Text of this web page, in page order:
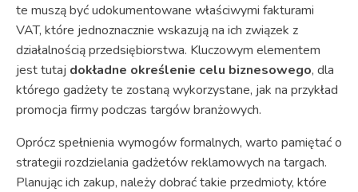
te muszą być udokumentowane właściwymi fakturami
VAT, które jednoznacznie wskazują na ich związek z
działalnością przedsiębiorstwa. Kluczowym elementem
jest tutaj dokładne określenie celu biznesowego, dla
którego gadżety te zostaną wykorzystane, jak na przykład
promocja firmy podczas targów branżowych.
Oprócz spełnienia wymogów formalnych, warto pamiętać o
strategii rozdzielania gadżetów reklamowych na targach.
Planując ich zakup, należy dobrać takie przedmioty, które